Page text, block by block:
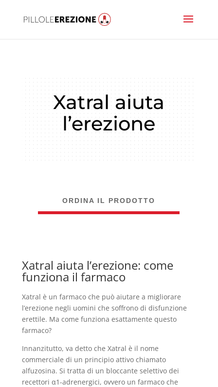
Xatral aiuta
l’erezione
ORDINA IL PRODOTTO
Xatral aiuta l’erezione: come
funziona il farmaco
Xatral è un farmaco che può aiutare a migliorare
l’erezione negli uomini che soffrono di disfunzione
erettile. Ma come funziona esattamente questo
farmaco?
Innanzitutto, va detto che Xatral è il nome
commerciale di un principio attivo chiamato
alfuzosina. Si tratta di un bloccante selettivo dei
recettori α1-adrenergici, ovvero un farmaco che